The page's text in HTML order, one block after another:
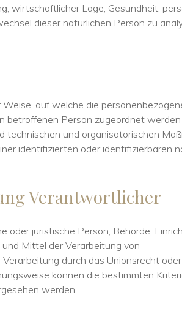
wirtschaftlicher Lage, Gesundheit,
dieser natürlichen Person zu
auf welche die
betroffenen Person zugeordnet werden
und organisatorischen
identifizierten oder identifizierbaren
Verantwortlicher
juristische Person, Behörde,
Mittel der Verarbeitung von
durch das Unionsrecht
können die bestimmten
werden.